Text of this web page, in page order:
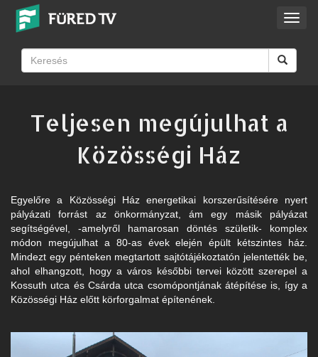
Teljesen megújulhat a
Közösségi Ház
Egyelőre a Közösségi Ház energetikai korszerűsítésére nyert
pályázati forrást az önkormányzat, ám egy másik pályázat
segítségével, -amelyről hamarosan döntés születik- komplex
módon megújulhat a 80-as évek elején épült kétszintes ház.
Mindezt egy pénteken megtartott sajtótájékoztatón jelentették be,
ahol elhangzott, hogy a város későbbi tervei között szerepel a
Kossuth utca és Csárda utca csomópontjának átépítése is, így a
Közösségi Ház előtt körforgalmat építenének.